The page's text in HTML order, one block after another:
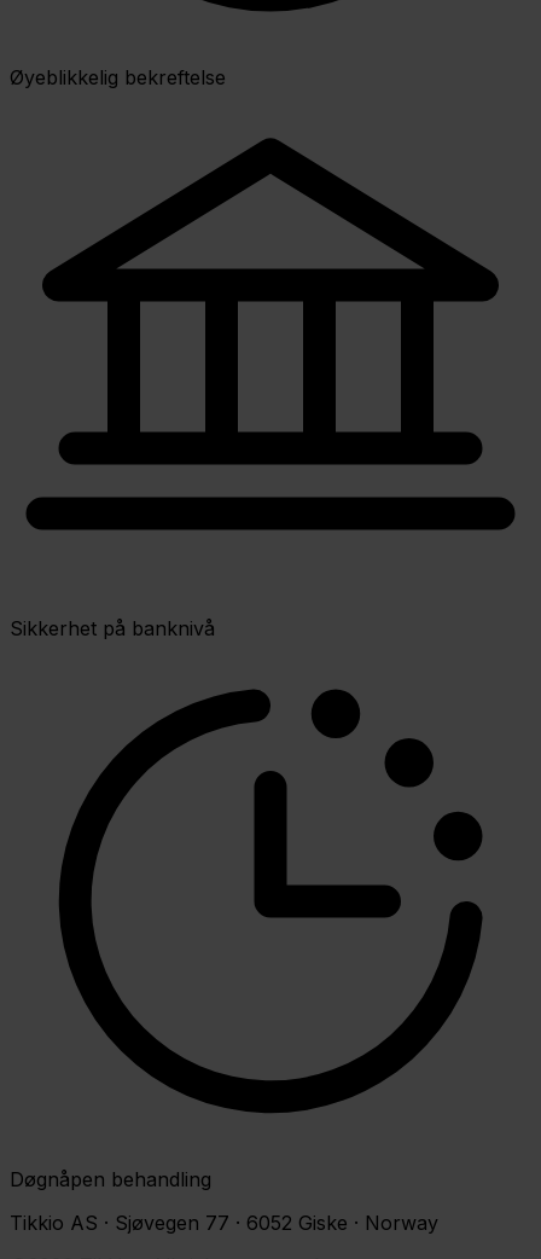
Øyeblikkelig bekreftelse
Sikkerhet på banknivå
Døgnåpen behandling
Tikkio AS · Sjøvegen 77 · 6052 Giske · Norway